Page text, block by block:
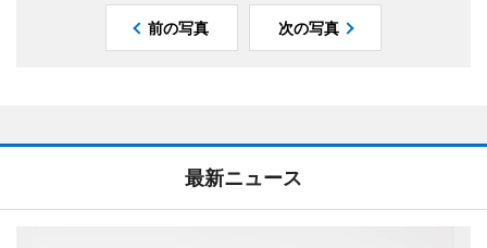
前の写真 次の写真
最新ニュース